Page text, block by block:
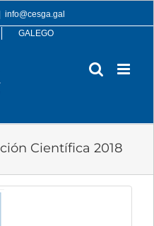
info@cesga.gal
GALEGO
Científica 2018